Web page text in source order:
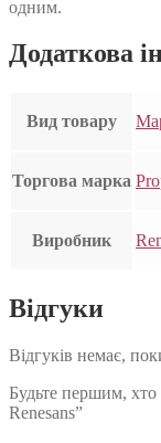
одним.
Додаткова
Вид товару
Торгова марка
Виробник
Відгуки
Відгуків немає,
Будьте першим,
Renesans”